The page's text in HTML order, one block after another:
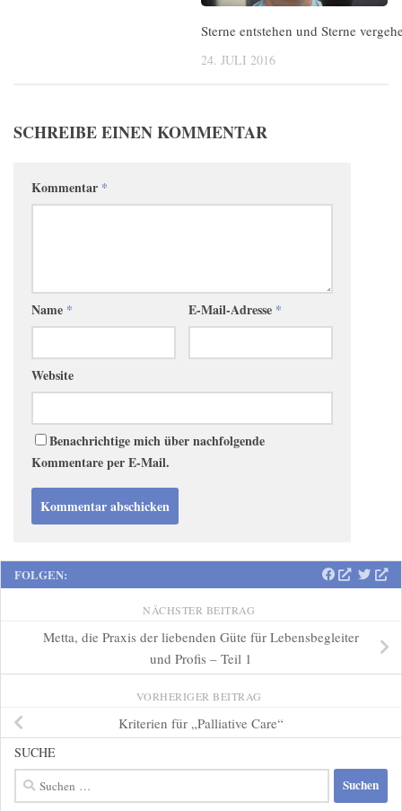
Sterne entstehen und Sterne
24. JULI 2016
SCHREIBE EINEN KOMMENTAR
Kommentar *
Name * E-Mail-Adresse *
Website
Benachrichtige mich über nachfolgende
Kommentare per E-Mail.
FOLGEN:
NÄCHSTER BEITRAG
Metta, die Praxis der liebenden Güte für Lebensbegleiter
und Profis – Teil 1
VORHERIGER BEITRAG
Kriterien für „Palliative Care“
SUCHE
Suchen
nach: